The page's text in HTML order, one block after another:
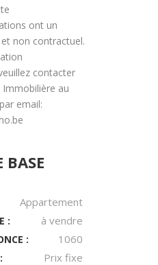
ont un
non contractuel.
contacter
Immobilière au
email:
BASE
Appartement
: à vendre
: 1060
Prix fixe